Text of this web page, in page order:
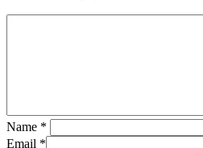
Name *
Email *